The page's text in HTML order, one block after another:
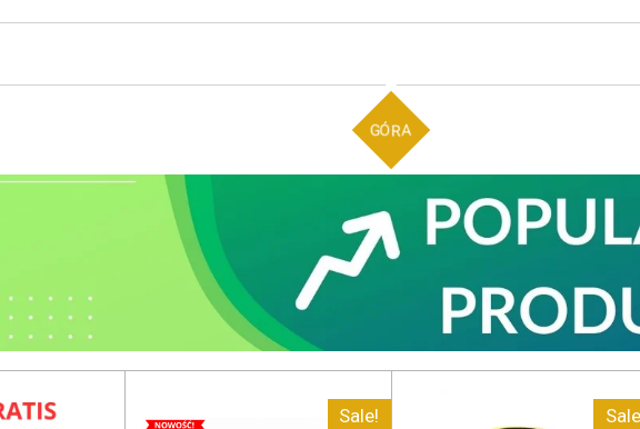
GÓRA
Sale!